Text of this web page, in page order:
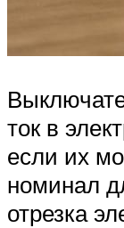
ток в
если их
номинал
отрезка